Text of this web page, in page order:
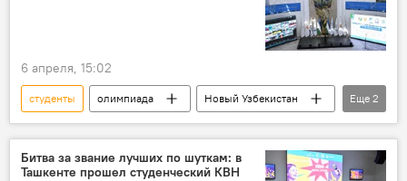
6 апреля, 15:02
студенты олимпиада
Новый Узбекистан
открытие
Ташкент
Еще 2
Битва за звание лучших по шуткам: в
Ташкенте прошел студенческий КВН